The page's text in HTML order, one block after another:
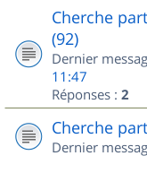
Cherche
(92)
Dernier
11:47
Réponses : 2
Cherche
Dernier